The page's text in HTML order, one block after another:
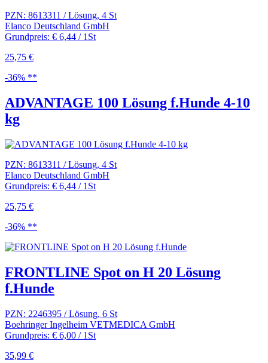
PZN: 8613311 / Lösung, 4 St
Elanco Deutschland GmbH
Grundpreis: € 6,44 / 1St
25,75 €
-36% **
ADVANTAGE 100 Lösung f.Hunde 4-10
kg
PZN: 8613311 / Lösung, 4 St
Elanco Deutschland GmbH
Grundpreis: € 6,44 / 1St
25,75 €
-36% **
FRONTLINE Spot on H 20 Lösung
f.Hunde
PZN: 2246395 / Lösung, 6 St
Boehringer Ingelheim VETMEDICA GmbH
Grundpreis: € 6,00 / 1St
35,99 €